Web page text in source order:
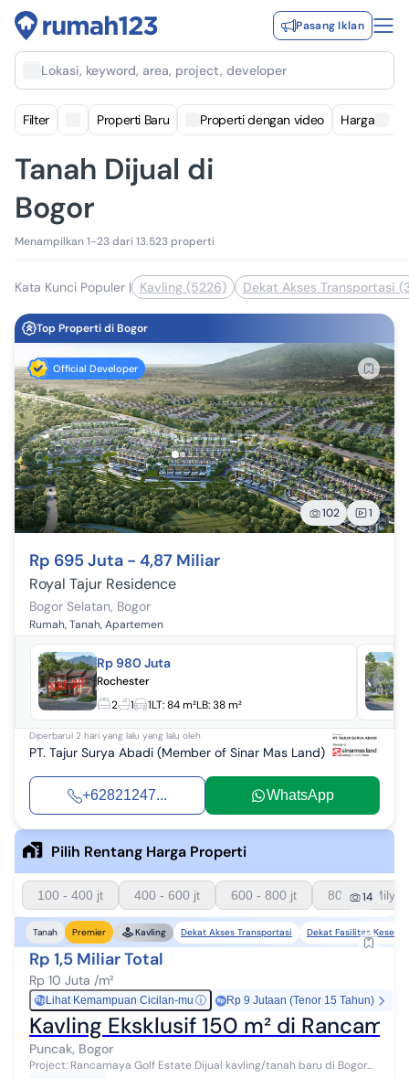
Pasang Iklan
Lokasi, keyword, area, project, developer
Filter Properti Baru Properti dengan video Harga
Tanah Dijual di
Bogor
Menampilkan 1-23 dari 13.523 properti
Kata Kunci Populer | Kavling (5226) Dekat Akses Transportasi
Top Properti di Bogor
Official Developer
102 1
Rp 695 Juta - 4,87 Miliar
Royal Tajur Residence
Bogor Selatan, Bogor
Rumah, Tanah, Apartemen
Rp 980 Juta
Rochester
2
1 1LT:84 m²LB:38 m²
Diperbarui 2 hari yang lalu yang lalu oleh
PT. Tajur Surya Abadi (Member of Sinar Mas Land)
+62821247... WhatsApp
Pilih Rentang Harga Properti
100 - 400 jt 400 - 600 jt 600 - 800 jt 800 - 1 Milyar
14
Tanah Premier Kavling Dekat Akses Transportasi Dekat Fasilitas
Rp 1,5 Miliar Total
Rp 10 Juta /m²
Rp Lihat Kemampuan Cicilan-mu ⓘ Rp 9 Jutaan (Tenor 15 Tahun)
Kavling Eksklusif 150 m² di
Puncak, Bogor
Project: Rancamaya Golf Estate Dijual kavling/tanah baru di Bogor